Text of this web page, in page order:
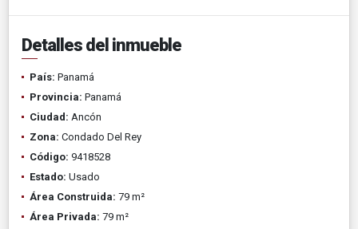
Detalles del inmueble
País: Panamá
Provincia: Panamá
Ciudad: Ancón
Zona: Condado Del Rey
Código: 9418528
Estado: Usado
Área Construida: 79 m²
Área Privada: 79 m²